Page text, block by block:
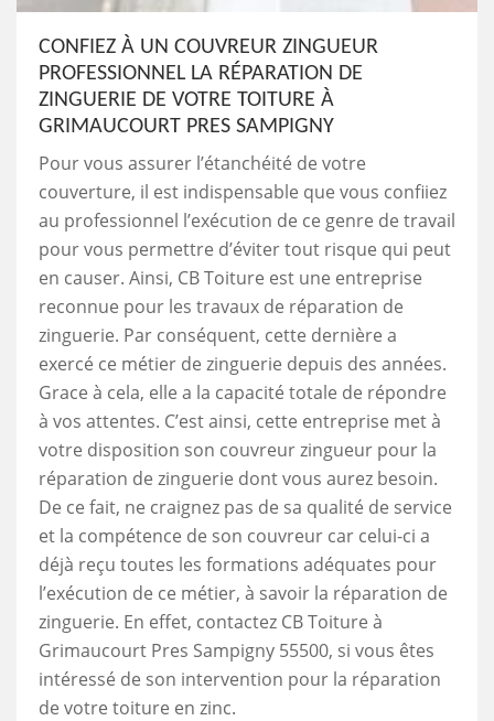
CONFIEZ À UN COUVREUR ZINGUEUR
PROFESSIONNEL LA RÉPARATION DE
ZINGUERIE DE VOTRE TOITURE À
GRIMAUCOURT PRES SAMPIGNY
Pour vous assurer l’étanchéité de votre
couverture, il est indispensable que vous confiiez
au professionnel l’exécution de ce genre de travail
pour vous permettre d’éviter tout risque qui peut
en causer. Ainsi, CB Toiture est une entreprise
reconnue pour les travaux de réparation de
zinguerie. Par conséquent, cette dernière a
exercé ce métier de zinguerie depuis des années.
Grace à cela, elle a la capacité totale de répondre
à vos attentes. C’est ainsi, cette entreprise met à
votre disposition son couvreur zingueur pour la
réparation de zinguerie dont vous aurez besoin.
De ce fait, ne craignez pas de sa qualité de service
et la compétence de son couvreur car celui-ci a
déjà reçu toutes les formations adéquates pour
l’exécution de ce métier, à savoir la réparation de
zinguerie. En effet, contactez CB Toiture à
Grimaucourt Pres Sampigny 55500, si vous êtes
intéressé de son intervention pour la réparation
de votre toiture en zinc.